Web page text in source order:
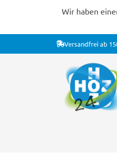
Wir haben
Versandfrei ab